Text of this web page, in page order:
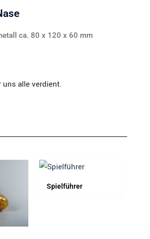
ca. 80 x 120 x 60 mm
uns alle verdient.
Spielführer